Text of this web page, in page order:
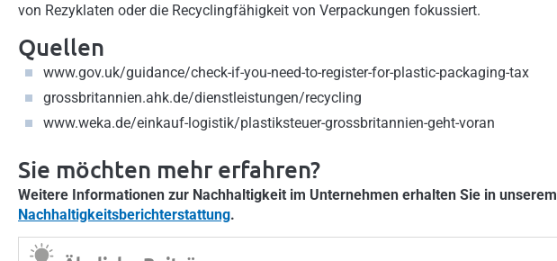
von Rezyklaten oder die Recyclingfähigkeit von Verpackungen fokussiert.
Quellen
www.gov.uk/guidance/check-if-you-need-to-register-for-plastic-packaging-tax
grossbritannien.ahk.de/dienstleistungen/recycling
www.weka.de/einkauf-logistik/plastiksteuer-grossbritannien-geht-voran
Sie möchten mehr erfahren?
Weitere Informationen zur Nachhaltigkeit im Unternehmen erhalten Sie in unserem
Nachhaltigkeitsberichterstattung.